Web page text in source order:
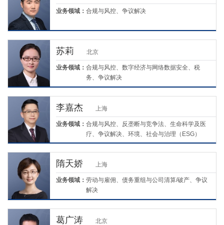
业务领域： 合规与风控、争议解决
苏莉 北京
业务领域： 合规与风控、数字经济与网络数据安全、税
务、争议解决
李嘉杰 上海
业务领域： 合规与风控、反垄断与竞争法、生命科学及医
疗、争议解决、环境、社会与治理（ESG）
隋天娇 上海
业务领域： 劳动与雇佣、债务重组与公司清算/破产、争议
解决
葛广涛 北京